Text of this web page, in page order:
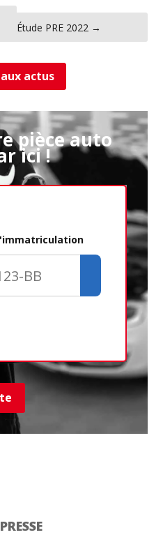
Étude PRE 2022 →
actus
pièce auto
ici !